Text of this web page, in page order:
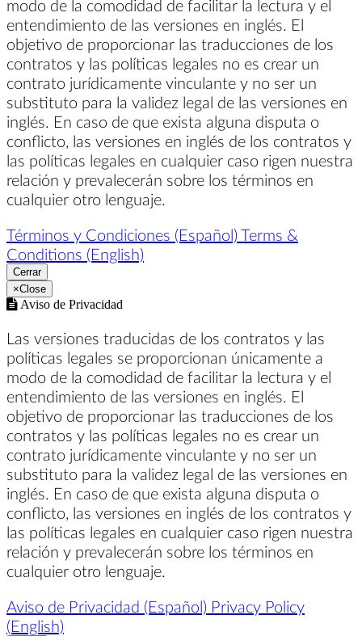
modo de la comodidad de facilitar la lectura y el
entendimiento de las versiones en inglés. El
objetivo de proporcionar las traducciones de los
contratos y las políticas legales no es crear un
contrato jurídicamente vinculante y no ser un
substituto para la validez legal de las versiones en
inglés. En caso de que exista alguna disputa o
conflicto, las versiones en inglés de los contratos y
las políticas legales en cualquier caso rigen nuestra
relación y prevalecerán sobre los términos en
cualquier otro lenguaje.
Términos y Condiciones (Español) Terms &
Conditions (English)
Cerrar
×Close
Aviso de Privacidad
Las versiones traducidas de los contratos y las
políticas legales se proporcionan únicamente a
modo de la comodidad de facilitar la lectura y el
entendimiento de las versiones en inglés. El
objetivo de proporcionar las traducciones de los
contratos y las políticas legales no es crear un
contrato jurídicamente vinculante y no ser un
substituto para la validez legal de las versiones en
inglés. En caso de que exista alguna disputa o
conflicto, las versiones en inglés de los contratos y
las políticas legales en cualquier caso rigen nuestra
relación y prevalecerán sobre los términos en
cualquier otro lenguaje.
Aviso de Privacidad (Español) Privacy Policy
(English)